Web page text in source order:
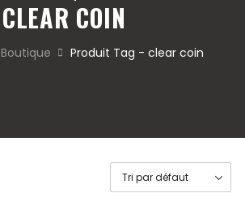
CLEAR COIN
Boutique Produit Tag - clear coin